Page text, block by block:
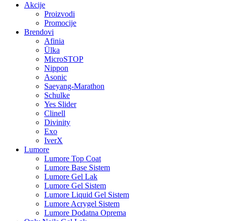
Akcije
Proizvodi
Promocije
Brendovi
Afinia
Ülka
MicroSTOP
Nippon
Asonic
Saeyang-Marathon
Schulke
Yes Slider
Clinell
Divinity
Exo
IverX
Lumore
Lumore Top Coat
Lumore Base Sistem
Lumore Gel Lak
Lumore Gel Sistem
Lumore Liquid Gel Sistem
Lumore Acrygel Sistem
Lumore Dodatna Oprema